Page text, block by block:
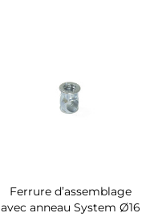
Ferrure d’assemblage
avec anneau System Ø16